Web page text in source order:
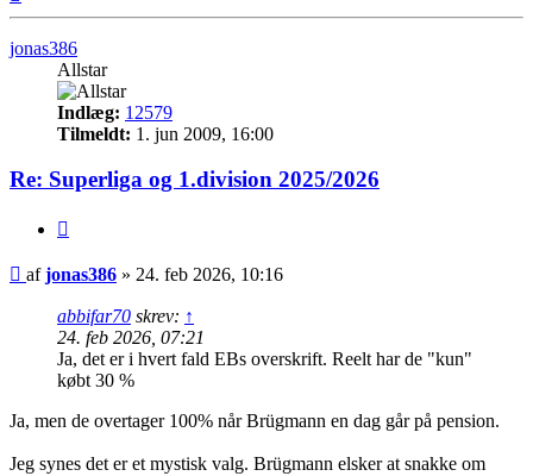
jonas386
Allstar
Indlæg: 12579
Tilmeldt: 1. jun 2009, 16:00
Re: Superliga og 1.division 2025/2026
Indlæg
afjonas386 » 24. feb 2026, 10:16
abbifar70 skrev: ↑
24. feb 2026, 07:21
Ja, det er i hvert fald EBs overskrift. Reelt har de "kun"
købt 30 %
Ja, men de overtager 100% når Brügmann en dag går på pension.
Jeg synes det er et mystisk valg. Brügmann elsker at snakke om